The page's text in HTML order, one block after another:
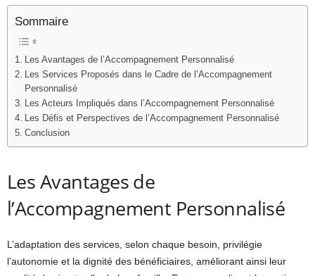
Sommaire
Les Avantages de l’Accompagnement Personnalisé
Les Services Proposés dans le Cadre de l’Accompagnement
Personnalisé
Les Acteurs Impliqués dans l’Accompagnement Personnalisé
Les Défis et Perspectives de l’Accompagnement Personnalisé
Conclusion
Les Avantages de
l’Accompagnement Personnalisé
L’adaptation des services, selon chaque besoin, privilégie
l’autonomie et la dignité des bénéficiaires, améliorant ainsi leur